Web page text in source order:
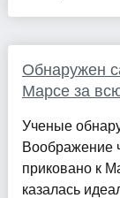
Обнаружен
Марсе за
Ученые
Воображение
приковано к
казалась